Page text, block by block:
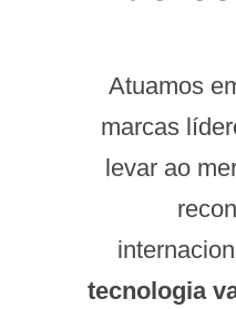
Atuamos
marcas
levar ao
tecnologia